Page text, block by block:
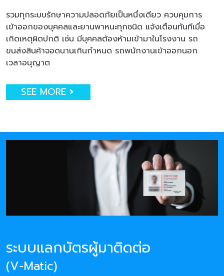
รวมทุกระบบรักษาความปลอดภัยเป็นหนึ่งเดียว ควบคุมการ
เข้าออกของบุคคลและยานพาหนะทุกชนิด แจ้งเตือนทันทีเมื่อ
เกิดเหตุผิดปกติ เช่น มีบุคคลต้องห้ามเข้ามาในโรงงาน รถ
ขนส่งสินค้าจอดนานเกินกำหนด รถพนักงานเข้าออกนอก
เวลาอนุญาต
SEE MORE
ระบบแลกบัตรผู้มาติดต่อ
(V-Matic)